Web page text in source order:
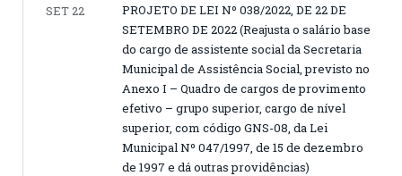
SET 22
PROJETO DE LEI Nº 038/2022, DE 22 DE
SETEMBRO DE 2022 (Reajusta o salário base
do cargo de assistente social da Secretaria
Municipal de Assistência Social, previsto no
Anexo I – Quadro de cargos de provimento
efetivo – grupo superior, cargo de nível
superior, com código GNS-08, da Lei
Municipal Nº 047/1997, de 15 de dezembro
de 1997 e dá outras providências)